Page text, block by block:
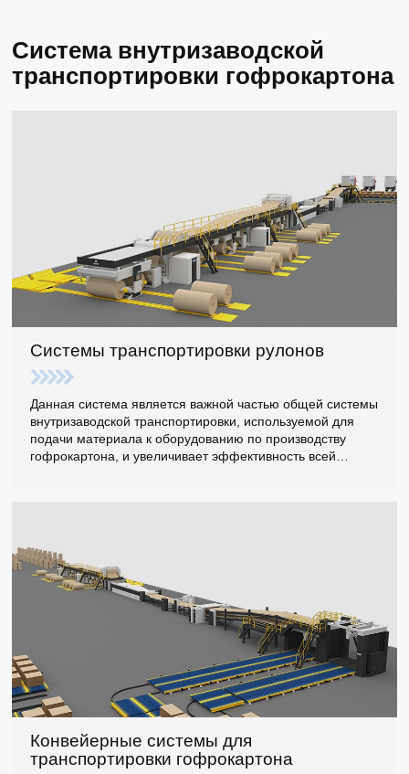
Система внутризаводской
транспортировки гофрокартона
Системы транспортировки рулонов
Данная система является важной частью общей системы
внутризаводской транспортировки, используемой для
подачи материала к оборудованию по производству
гофрокартона, и увеличивает эффективность всей
Конвейерные системы для
транспортировки гофрокартона